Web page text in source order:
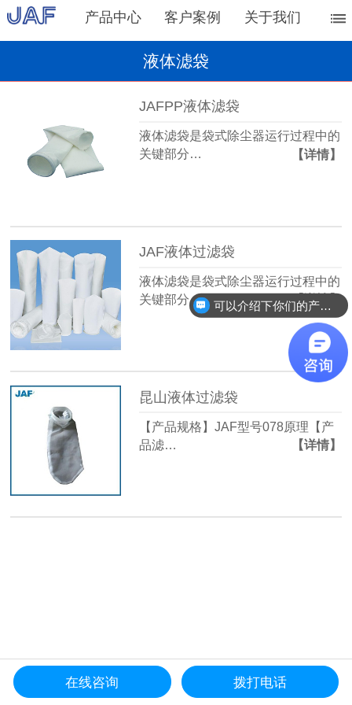
产品中心 客户案例 关于我们
液体滤袋
JAFPP液体滤袋
液体滤袋是袋式除尘器运行过程中的
关键部分…
【详情】
JAF液体过滤袋
液体滤袋是袋式除尘器运行过程中的
关键部分…
【详情】
昆山液体过滤袋
【产品规格】JAF型号078原理【产
品滤…
【详情】
更多产品导航
可以介绍下你们的产品么？
在线咨询 拨打电话